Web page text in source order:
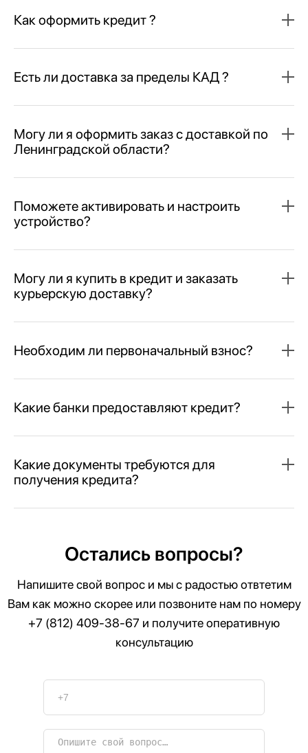
Как оформить кредит ?
Есть ли доставка за пределы КАД ?
Могу ли я оформить заказ с доставкой по
Ленинградской области?
Поможете активировать и настроить
устройство?
Могу ли я купить в кредит и заказать
курьерскую доставку?
Необходим ли первоначальный взнос?
Какие банки предоставляют кредит?
Какие документы требуются для
получения кредита?
Остались вопросы?
Напишите свой вопрос и мы с радостью отвтетим
Вам как можно скорее или позвоните нам по номеру
+7 (812) 409-38-67 и получите оперативную
консультацию